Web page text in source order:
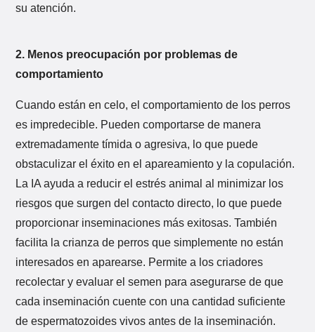
su atención.
2. Menos preocupación por problemas de
comportamiento
Cuando están en celo, el comportamiento de los perros
es impredecible. Pueden comportarse de manera
extremadamente tímida o agresiva, lo que puede
obstaculizar el éxito en el apareamiento y la copulación.
La IA ayuda a reducir el estrés animal al minimizar los
riesgos que surgen del contacto directo, lo que puede
proporcionar inseminaciones más exitosas. También
facilita la crianza de perros que simplemente no están
interesados en aparearse. Permite a los criadores
recolectar y evaluar el semen para asegurarse de que
cada inseminación cuente con una cantidad suficiente
de espermatozoides vivos antes de la inseminación.